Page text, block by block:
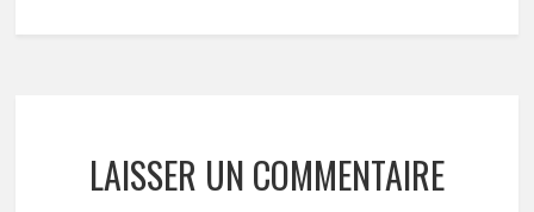
LAISSER UN COMMENTAIRE